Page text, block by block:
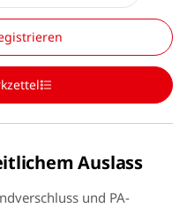
Auslass
und PA-